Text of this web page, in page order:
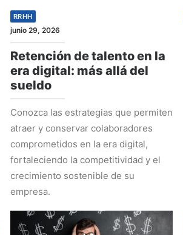
RRHH
junio 29, 2026
Retención de talento en la
era digital: más allá del
sueldo
Conozca las estrategias que permiten
atraer y conservar colaboradores
comprometidos en la era digital,
fortaleciendo la competitividad y el
crecimiento sostenible de su
empresa.